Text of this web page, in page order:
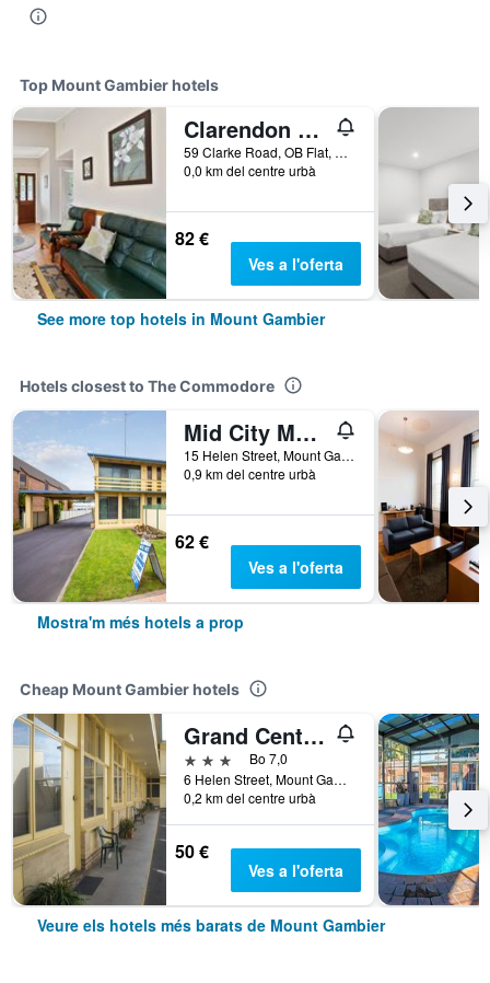
Top Mount Gambier hotels
Clarendon Chalets
59 Clarke Road, OB Flat, Mount Gambier, SA, Austràlia
0,0 km del centre urbà
82 €
Ves a l'oferta
See more top hotels in Mount Gambier
Hotels closest to The Commodore
Mid City Motel Mount Gambier
15 Helen Street, Mount Gambier, SA, Austràlia
0,9 km del centre urbà
62 €
Ves a l'oferta
Mostra'm més hotels a prop
Cheap Mount Gambier hotels
Grand Central Motel
3 estrellesBo 7,0
6 Helen Street, Mount Gambier, SA, Austràlia
0,2 km del centre urbà
50 €
Ves a l'oferta
Veure els hotels més barats de Mount Gambier